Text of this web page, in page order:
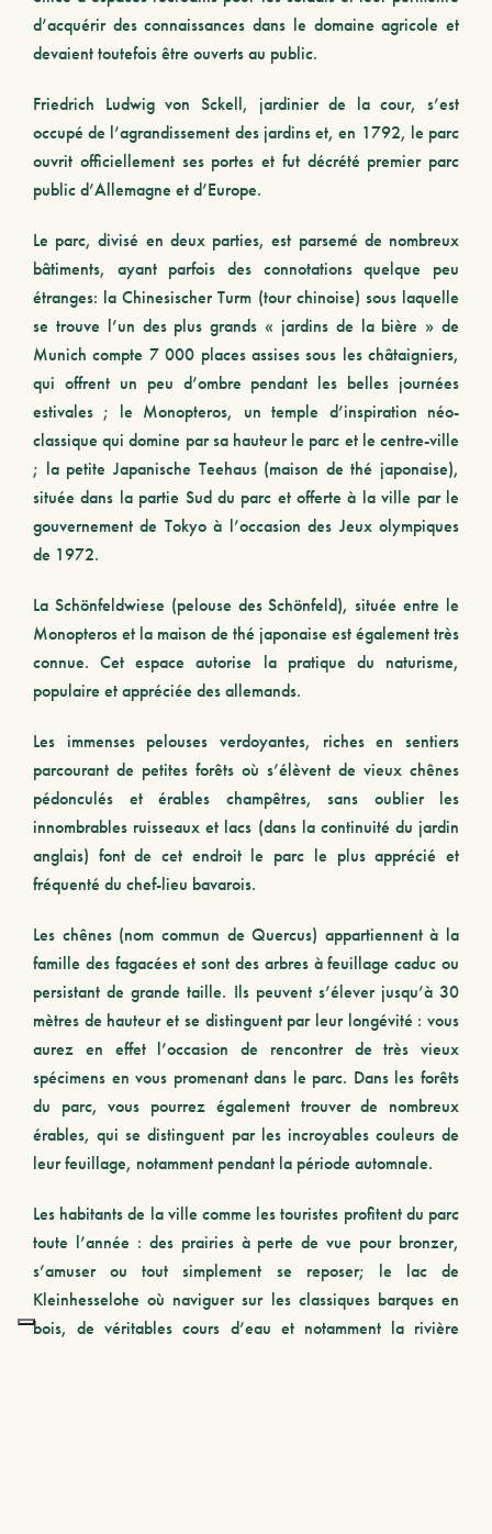
d’acquérir des connaissances dans le domaine agricole et
devaient toutefois être ouverts au public.
Friedrich Ludwig von Sckell, jardinier de la cour, s’est
occupé de l’agrandissement des jardins et, en 1792, le parc
ouvrit officiellement ses portes et fut décrété premier parc
public d’Allemagne et d’Europe.
Le parc, divisé en deux parties, est parsemé de nombreux
bâtiments, ayant parfois des connotations quelque peu
étranges: la Chinesischer Turm (tour chinoise) sous laquelle
se trouve l’un des plus grands « jardins de la bière » de
Munich compte 7 000 places assises sous les châtaigniers,
qui offrent un peu d’ombre pendant les belles journées
estivales ; le Monopteros, un temple d’inspiration néo-
classique qui domine par sa hauteur le parc et le centre-ville
; la petite Japanische Teehaus (maison de thé japonaise),
située dans la partie Sud du parc et offerte à la ville par le
gouvernement de Tokyo à l’occasion des Jeux olympiques
de 1972.
La Schönfeldwiese (pelouse des Schönfeld), située entre le
Monopteros et la maison de thé japonaise est également très
connue. Cet espace autorise la pratique du naturisme,
populaire et appréciée des allemands.
Les immenses pelouses verdoyantes, riches en sentiers
parcourant de petites forêts où s’élèvent de vieux chênes
pédonculés et érables champêtres, sans oublier les
innombrables ruisseaux et lacs (dans la continuité du jardin
anglais) font de cet endroit le parc le plus apprécié et
fréquenté du chef-lieu bavarois.
Les chênes (nom commun de Quercus) appartiennent à la
famille des fagacées et sont des arbres à feuillage caduc ou
persistant de grande taille. Ils peuvent s’élever jusqu’à 30
mètres de hauteur et se distinguent par leur longévité : vous
aurez en effet l’occasion de rencontrer de très vieux
spécimens en vous promenant dans le parc. Dans les forêts
du parc, vous pourrez également trouver de nombreux
érables, qui se distinguent par les incroyables couleurs de
leur feuillage, notamment pendant la période automnale.
Les habitants de la ville comme les touristes profitent du parc
toute l’année : des prairies à perte de vue pour bronzer,
s’amuser ou tout simplement se reposer; le lac de
Kleinhesselohe où naviguer sur les classiques barques en
bois, de véritables cours d’eau et notamment la rivière